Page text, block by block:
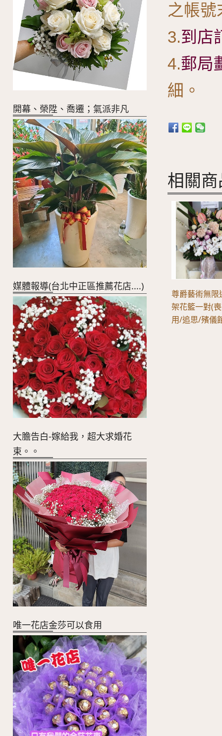
開幕、榮陞、喬遷；氣派非凡
媒體報導(台北中正區推薦花店....)
大膽告白-嫁給我，超大求婚花
束。。
唯一花店金莎可以食用
之帳號
3.到店
4.郵局
細。
相關
尊爵藝術無限
架花籃一對(
用/追思/殯儀